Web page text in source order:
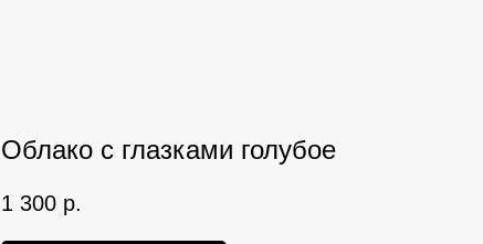
Облако с глазками голубое
1 300 р.